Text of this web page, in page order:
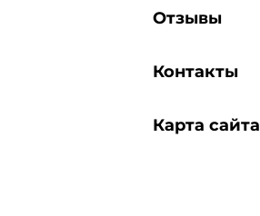
Отзывы
Контакты
Карта сайта